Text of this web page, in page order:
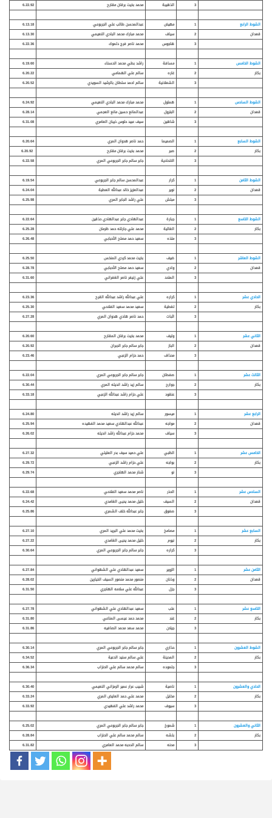
3 الذهيبة محمد بخيت برقان مقارح 6.22.92
الشوط الرابع 1 مهيض عبدالمحسن طالب علي الجربوعي
6.13.18
قعدان
2 سياف محمد مبارك محمد البادي النعيمي
6.13.30
3
هاجوس محمد ناصر فرج دلموك 6.22.36
الشوط الخامس 1 مسافة راشد بطي محمد الحسناء
6.19.60
بكار
2 غاره سالم علي الهمامي
6.20.22
3
الشعلانية سالم احمد سلطان بالرشيد السويدي 6.20.52
الشوط السادس 1 هملول محمد مبارك محمد البادي النعيمي
6.24.92
قعدان
2 البترول عبدالمانع حسين مانع العجمي
6.28.14
3
شاهين سيف عبيد حلوس ذيبان العامري 6.31.08
الشوط السابع 1 الصميما حمد ناصر هدوان المري
6.20.64
بكار
2 صبر محمد بخيت برقان مقارح
3
الاتحادية جابر سالم جابر الجربوعي المري 6.22.58
الشوط الثامن 1 كرار عبدالمحسن سالم جابر الجربوعي
6.19.54
قعدان
2 نوير عبدالعزيز خالد عبدالله العطية
6.24.04
3
مبلش علي راشد الجابر المري 6.25.98
الشوط التاسع 1 جبارة عبدالهادي جابر عبدالهادي حذقين
6.22.64
بكار
2 الغالية محمد علي جارلله حمد ظرمان
6.25.28
3
ملذه سعيد حمد مصلح الأحبابي 6.26.48
الشوط العاشر 1 ضيف بخيت محمد كردي المنخس
6.25.50
قعدان
2 وادي سعيد حمد مصلح الأحبابي
6.28.78
3
المتحد علي زنيفر ناصر الغفراني 6.31.60
الحادي عشر 1 كراره علي عبدالله راشد عبدالله القرح
6.23.36
بكار
2 تغطية سعيد محمد سعيد الفلاحي
6.25.30
3
اثبات حمد ناصر هادي هدوان المري 6.27.28
الثاني عشر 1 وليف محمد بخيت برقان المقارح
6.20.60
قعدان
2 الباز جابر سالم جابر الجبران
6.20.92
3
محذاف حمد حزام الزعبي 6.23.46
الثالث عشر 1 صفطان جابر سالم جابر الجربوعي المري
6.22.04
بكار
2 جوارح سالم زيد راشد انديله المري
6.30.44
3
عنقود علي حزام راشد عبدالله الزعبي 6.33.18
الرابع عشر 1 ميسور سالم زيد راشد انديله
6.24.80
قعدان
2 مواجه عبدالله عبدالهادي سعيد محمد الفهيده
6.25.94
3
سياف محمد حزام عبدالله راشد انديله 6.26.02
الخامس عشر 1 الظبي علي حميد سيف بدر العليلي
6.27.32
بكار
2 بواجه علي حزام راشد الزعبي
6.29.72
3
نو شنار محمد الهاجري 6.29.74
السادس عشر 1 الحذر ناصر محمد سعيد الفلاحي
6.22.68
قعدان
2 السيف خليل محمد يحيى الغامدي
6.24.42
3
صفوق جابر عبدالله خلف الشمري 6.25.86
السابع عشر 1 مصامخ بخيت محمد علي البريد المري
6.27.10
بكار
2 نيوم خليل محمد يحيى الغامدي
6.27.22
3
كراره جابر سالم جابر الجربوعي المري 6.30.64
الثامن عشر 1 الزوير سعيد عبدالهادي علي الشهواني
6.27.84
قعدان
2 وذنان منصور محمد منصور السيف الخيارين
6.28.02
3
جزل عبدالله علي سلامه الهاجري 6.31.50
التاسع عشر 1 عتب سعيد عبدالهادي علي الشهواني
6.27.78
بكار
2 غند محمد حمد عيسى المناعي
6.31.80
3
جيلان محمد سعد محمد الصافيه 6.31.86
الشوط العشرون 1 حذاري جابر سالم جابر الجربوعي المري
6.30.14
بكار
2 المدينة علي سالم سنيد الدعية
6.34.52
3
جلموده سالم محمد سالم علي الحنزاب 6.36.34
الحادي والعشرون 1 ناصية شبيب عرار عمير الرمزاني النعيمي
6.30.40
بكار
2 مخايل محمد علي حمد العايض المري
6.33.24
3
سيوف محمد راشد علي الفهيدي 6.33.92
الثاني والعشرون 1 شموخ جابر سالم جابر الجربوعي المري
6.25.02
بكار
2 بلشه سالم محمد سالم علي الحنزاب
6.28.84
3
محنه سالم الدحبه محمد العامري 6.31.82